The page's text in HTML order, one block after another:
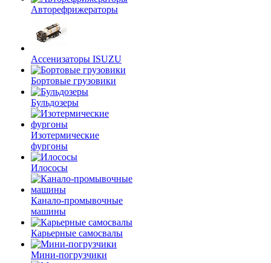
Авторефрижераторы
Ассенизаторы ISUZU
Бортовые грузовики
Бульдозеры
Изотермические
фургоны
Илососы
Канало-промывочные
машины
Карьерные самосвалы
Мини-погрузчики